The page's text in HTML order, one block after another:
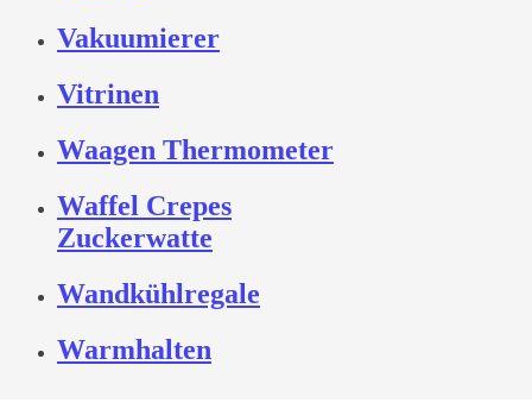
Vakuumierer
Vitrinen
Waagen Thermometer
Waffel Crepes
Zuckerwatte
Wandkühlregale
Warmhalten